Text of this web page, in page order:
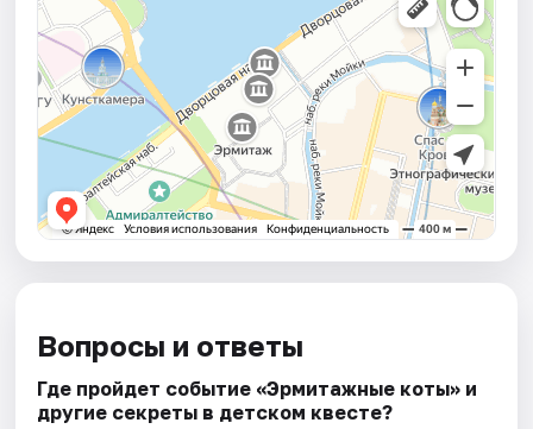
Вопросы и ответы
Где пройдет событие «Эрмитажные коты» и
другие секреты в детском квесте?